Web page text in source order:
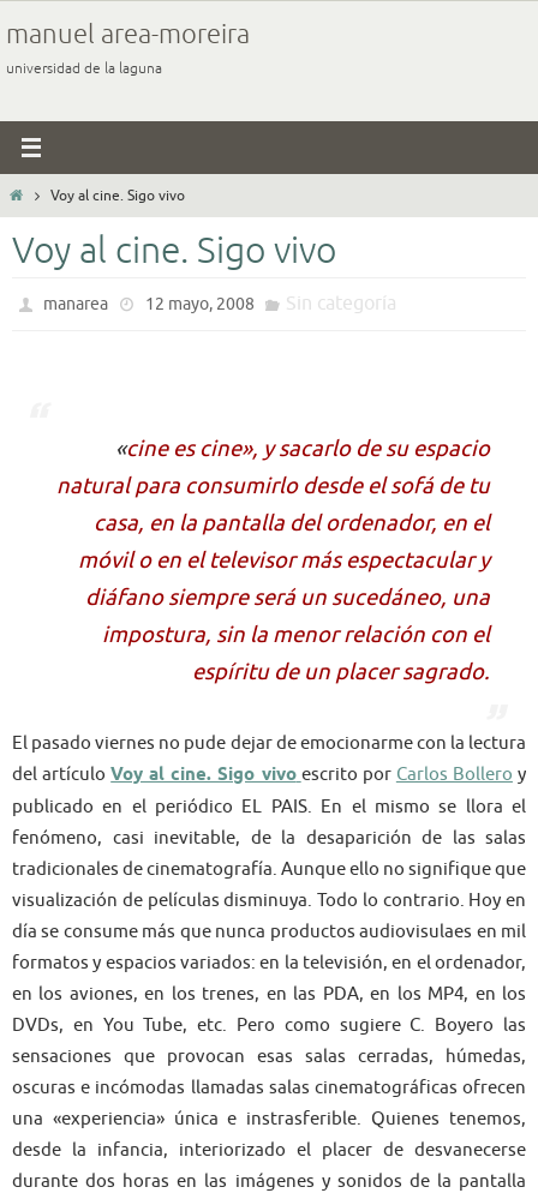
al
contenido
manuel area-moreira
universidad de la laguna
InicioVoy al cine. Sigo vivo
Voy al cine. Sigo vivo
manarea 12 mayo, 2008 Sin categoría
«cine es cine», y sacarlo de su espacio
natural para consumirlo desde el sofá de tu
casa, en la pantalla del ordenador, en el
móvil o en el televisor más espectacular y
diáfano siempre será un sucedáneo, una
impostura, sin la menor relación con el
espíritu de un placer sagrado.
El pasado viernes no pude dejar de emocionarme con la lectura
del artículoVoy al cine. Sigo vivo escrito por Carlos Bollero y
publicado en el periódico EL PAIS. En el mismo se llora el
fenómeno, casi inevitable, de la desaparición de las salas
tradicionales de cinematografía. Aunque ello no signifique que
visualización de películas disminuya. Todo lo contrario. Hoy en
día se consume más que nunca productos audiovisulaes en mil
formatos y espacios variados: en la televisión, en el ordenador,
en los aviones, en los trenes, en las PDA, en los MP4, en los
DVDs, en You Tube, etc. Pero como sugiere C. Boyero las
sensaciones que provocan esas salas cerradas, húmedas,
oscuras e incómodas llamadas salas cinematográficas ofrecen
una «experiencia» única e instrasferible. Quienes tenemos,
desde la infancia, interiorizado el placer de desvanecerse
durante dos horas en las imágenes y sonidos de la pantalla